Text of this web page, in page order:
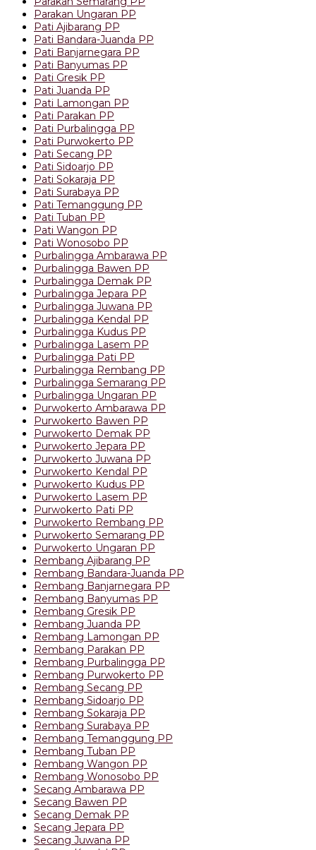
Parakan Ungaran PP
Pati Ajibarang PP
Pati Bandara-Juanda PP
Pati Banjarnegara PP
Pati Banyumas PP
Pati Gresik PP
Pati Juanda PP
Pati Lamongan PP
Pati Parakan PP
Pati Purbalingga PP
Pati Purwokerto PP
Pati Secang PP
Pati Sidoarjo PP
Pati Sokaraja PP
Pati Surabaya PP
Pati Temanggung PP
Pati Tuban PP
Pati Wangon PP
Pati Wonosobo PP
Purbalingga Ambarawa PP
Purbalingga Bawen PP
Purbalingga Demak PP
Purbalingga Jepara PP
Purbalingga Juwana PP
Purbalingga Kendal PP
Purbalingga Kudus PP
Purbalingga Lasem PP
Purbalingga Pati PP
Purbalingga Rembang PP
Purbalingga Semarang PP
Purbalingga Ungaran PP
Purwokerto Ambarawa PP
Purwokerto Bawen PP
Purwokerto Demak PP
Purwokerto Jepara PP
Purwokerto Juwana PP
Purwokerto Kendal PP
Purwokerto Kudus PP
Purwokerto Lasem PP
Purwokerto Pati PP
Purwokerto Rembang PP
Purwokerto Semarang PP
Purwokerto Ungaran PP
Rembang Ajibarang PP
Rembang Bandara-Juanda PP
Rembang Banjarnegara PP
Rembang Banyumas PP
Rembang Gresik PP
Rembang Juanda PP
Rembang Lamongan PP
Rembang Parakan PP
Rembang Purbalingga PP
Rembang Purwokerto PP
Rembang Secang PP
Rembang Sidoarjo PP
Rembang Sokaraja PP
Rembang Surabaya PP
Rembang Temanggung PP
Rembang Tuban PP
Rembang Wangon PP
Rembang Wonosobo PP
Secang Ambarawa PP
Secang Bawen PP
Secang Demak PP
Secang Jepara PP
Secang Juwana PP